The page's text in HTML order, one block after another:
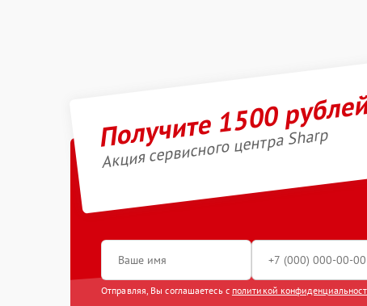
Получите 1500
Акция сервисного центра Sharp
Отправляя, Вы соглашаетесь с политикой